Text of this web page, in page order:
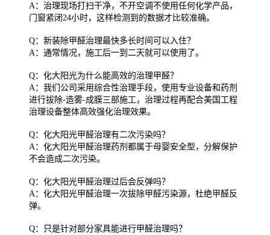
A：治理现场打扫干净，不开空调不使用任何化学产品，
门窗紧闭24小时，这样检测到的数据才比较准确。
Q：新装除甲醛治理最快多长时间可以入住？
A：通常情况，施工后一到二天就可以使用了。
Q：化大阳光为什么能高效的治理甲醛？
A：我们公司采用综合性治理手段，使用专业设备和药剂
进行拔除-造雾-成膜三部施工，治理过程再配合美国工程
治理设备整体高效强化治理效果。
Q：化大阳光甲醛治理有二次污染吗？
A：化大阳光甲醛治理药剂都属于母婴安全型，分解保护
不会造成二次污染。
Q：化大阳光甲醛治理过后会反弹吗？
A：化大阳光甲醛治理一次拔除甲醛污染源，杜绝甲醛反
弹。
Q：只是针对部分家具能进行甲醛治理吗？